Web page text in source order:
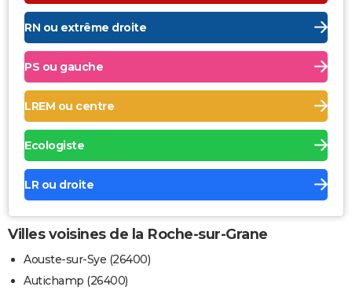
RN ou extrême droite
PS ou gauche
LREM ou centre
Ecologiste
LR ou droite
Villes voisines de la Roche-sur-Grane
Aouste-sur-Sye (26400)
Autichamp (26400)